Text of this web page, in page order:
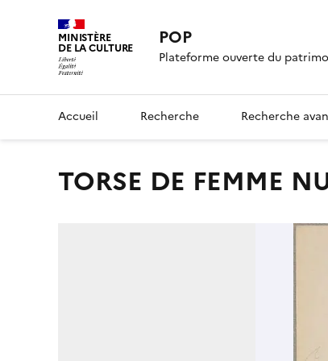
MINISTÈRE
DE LA CULTURE POP
Plateforme ouverte du
Accueil Recherche Recherche
TORSE DE FEMME